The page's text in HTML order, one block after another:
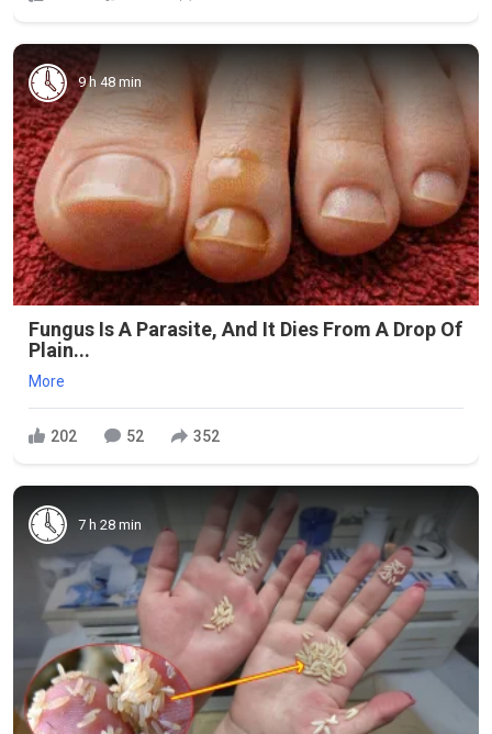
9 h 48 min
Fungus Is A Parasite, And It Dies From A Drop Of
Plain...
More
202 52 352
7 h 28 min